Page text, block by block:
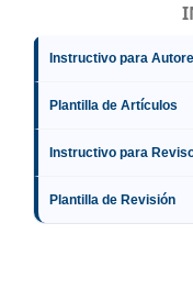
Instructivo para
Plantilla de Artículos
Instructivo para
Plantilla de Revisión